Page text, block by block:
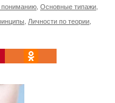
пониманию Основные типажи
Личности по теории